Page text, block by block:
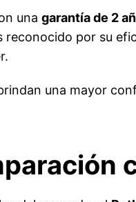
una garantía de 2
reconocido por su
una mayor